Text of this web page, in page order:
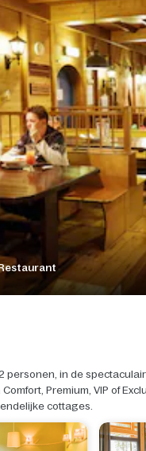
personen, in de
Premium, VIP of
cottages.